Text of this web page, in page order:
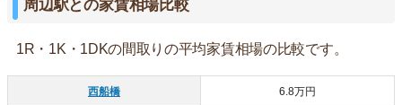
周辺駅との家賃相場比較
1R・1K・1DKの間取りの平均家賃相場の比較です。
西船橋 6.8万円